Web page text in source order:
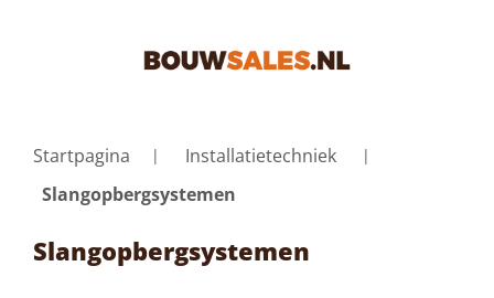
Startpagina
Installatietechniek
Slangopbergsystemen
Slangopbergsystemen